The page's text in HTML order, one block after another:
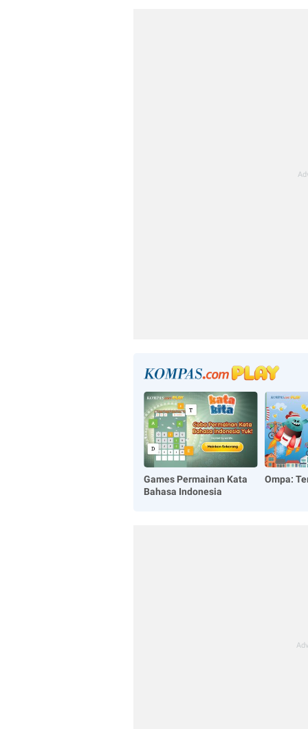
Games Permainan Kata
Bahasa Indonesia
Ompa: